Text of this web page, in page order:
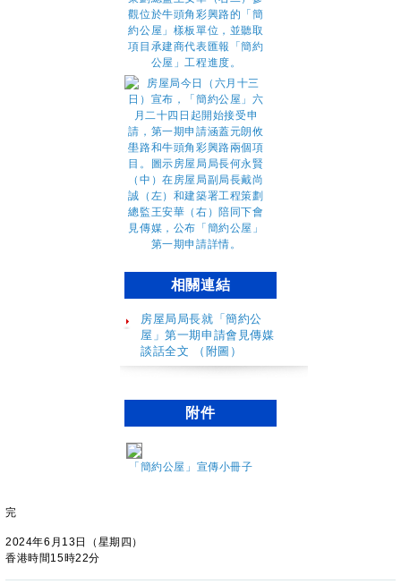
相關連結
房屋局局長就「簡約公
屋」第一期申請會見傳媒
談話全文 （附圖）
附件
「簡約公屋」宣傳小冊子
完
2024年6月13日（星期四）
香港時間15時22分